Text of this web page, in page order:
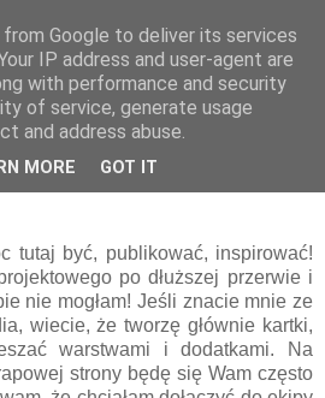
2024
| BB's craft cards
tutaj być, publikować, inspirować!
po dłuższej przerwie i
nie mogłam! Jeśli znacie mnie ze
wiecie, że tworzę głównie kartki,
warstwami i dodatkami. Na
strony będę się Wam często
Google to deliver its services
IP address and user-agent are
with performance and security
of service, generate usage
and address abuse.
MORE GOT IT